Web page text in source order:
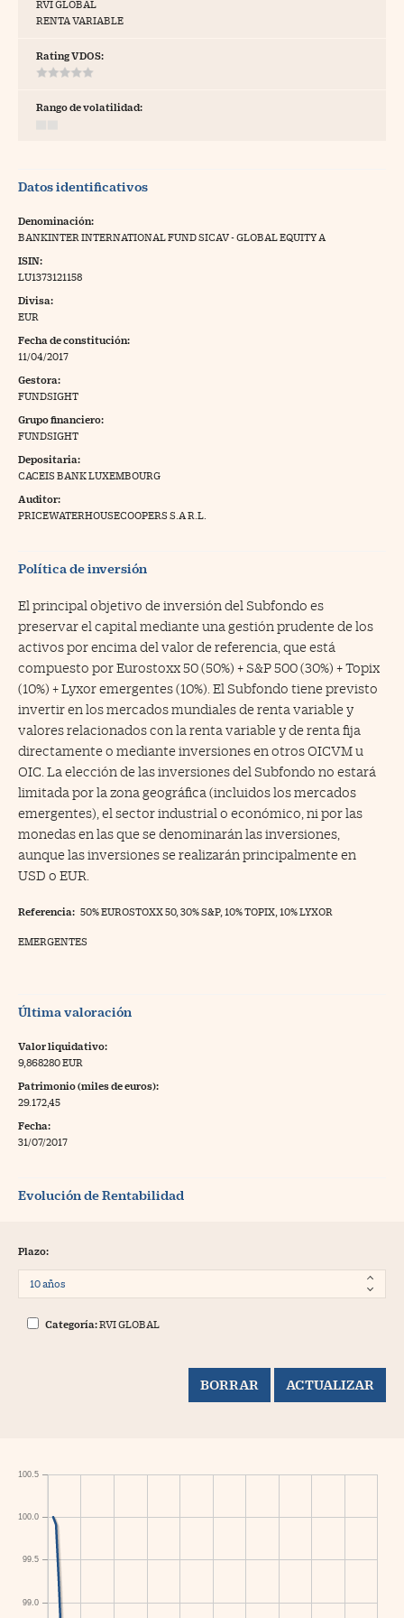
Pyme
Trading
a Cinco Días
RVI GLOBAL
RENTA VARIABLE
Rating VDOS:
Rango de volatilidad:
Datos identificativos
Denominación:
BANKINTER INTERNATIONAL FUND SICAV - GLOBAL EQUITY A
ISIN:
LU1373121158
Divisa:
EUR
Fecha de constitución:
11/04/2017
Gestora:
FUNDSIGHT
Grupo financiero:
FUNDSIGHT
Depositaria:
CACEIS BANK LUXEMBOURG
Auditor:
PRICEWATERHOUSECOOPERS S.A R.L.
Política de inversión
El principal objetivo de inversión del Subfondo es
preservar el capital mediante una gestión prudente de los
activos por encima del valor de referencia, que está
compuesto por Eurostoxx 50 (50%) + S&P 500 (30%) + Topix
(10%) + Lyxor emergentes (10%). El Subfondo tiene previsto
invertir en los mercados mundiales de renta variable y
valores relacionados con la renta variable y de renta fija
directamente o mediante inversiones en otros OICVM u
OIC. La elección de las inversiones del Subfondo no estará
limitada por la zona geográfica (incluidos los mercados
emergentes), el sector industrial o económico, ni por las
monedas en las que se denominarán las inversiones,
aunque las inversiones se realizarán principalmente en
USD o EUR.
Referencia: 50% EUROSTOXX 50, 30% S&P, 10% TOPIX, 10% LYXOR
EMERGENTES
Última valoración
Valor liquidativo:
9,868280 EUR
Patrimonio (miles de euros):
29.172,45
Fecha:
31/07/2017
Evolución de Rentabilidad
Plazo:
Categoría:RVI GLOBAL
99.0
99.5
100.0
100.5